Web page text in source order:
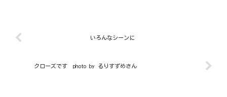
いろんなシーンに
クローズです photo by るりすずめさん